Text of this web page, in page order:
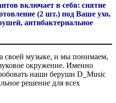
включает в себя: снятие
(2 шт.) под Ваше ухо,
антибактериальное
своей музыке, и мы понимаем,
окружение. Именно
наши беруши D_Music
решение для всех